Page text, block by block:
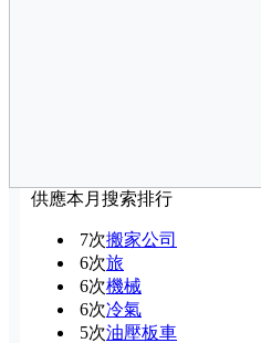
供應本月搜索排行
7次搬家公司
6次旅
6次機械
6次冷氣
5次油壓板車